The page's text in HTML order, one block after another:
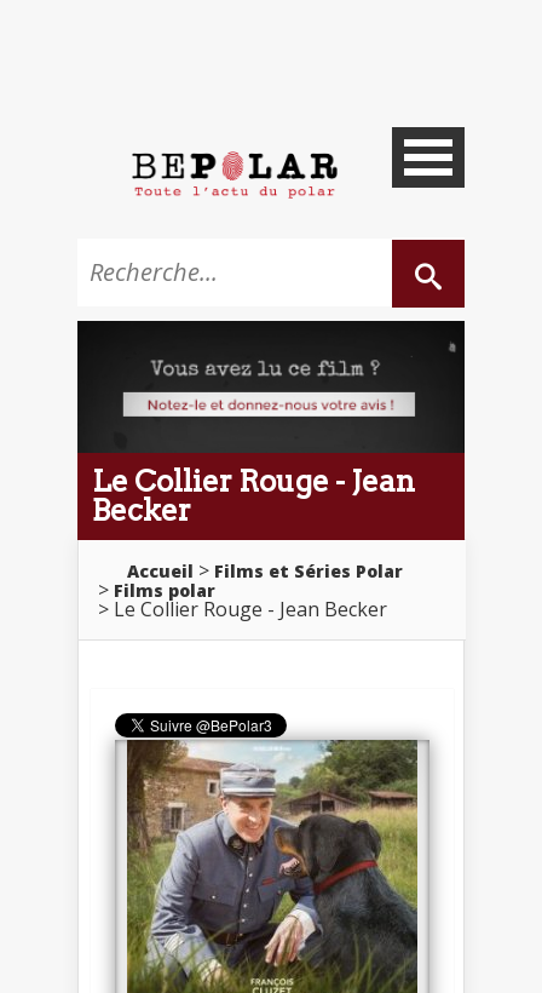
Le Collier Rouge - Jean
Becker
Accueil
Films et Séries Polar
Films polar
Le Collier Rouge - Jean Becker